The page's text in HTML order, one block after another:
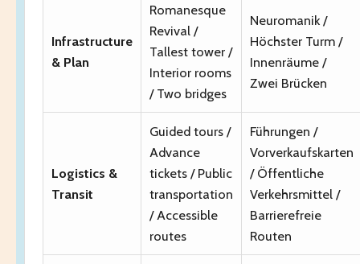
Infrastructure
& Plan
Romanesque
Revival /
Tallest tower /
Interior rooms
/ Two bridges
Neuromanik /
Höchster Turm /
Innenräume /
Zwei Brücken
Logistics &
Transit
Guided tours /
Advance
tickets / Public
transportation
/ Accessible
routes
Führungen /
Vorverkaufskarten
/ Öffentliche
Verkehrsmittel /
Barrierefreie
Routen